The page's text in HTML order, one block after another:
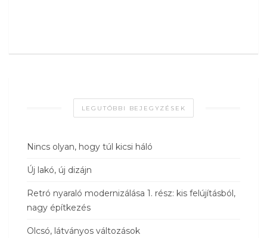
LEGUTÓBBI BEJEGYZÉSEK
Nincs olyan, hogy túl kicsi háló
Új lakó, új dizájn
Retró nyaraló modernizálása 1. rész: kis felújításból,
nagy építkezés
Olcsó, látványos változások